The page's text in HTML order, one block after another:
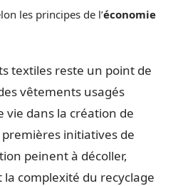
les principes de l’économie
textiles reste un point de
vêtements usagés
dans la création de
initiatives de
peinent à décoller,
complexité du recyclage